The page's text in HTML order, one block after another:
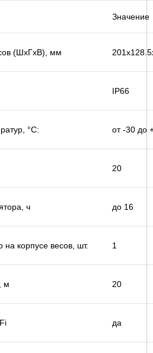
Значение
(ШхГхВ), мм
IP66
°С: от -30 до
20
ч до 16
корпусе весов, шт. 1
м 20
да